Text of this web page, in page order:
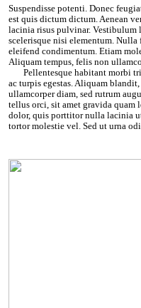
Suspendisse potenti. Donec
est quis dictum dictum. Aenean
lacinia risus pulvinar. Vestibulum
scelerisque nisi elementum.
eleifend condimentum. Etiam
Aliquam tempus, felis non
Pellentesque habitant morbi
ac turpis egestas. Aliquam
ullamcorper diam, sed rutrum
tellus orci, sit amet gravida quam
dolor, quis porttitor nulla lacinia
tortor molestie vel. Sed ut urna